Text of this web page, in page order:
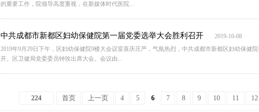
的重要工作，院领导高度重视，在新媒体时代医院...
中共成都市新都区妇幼保健院第一届党委选举大会胜利召开
2019-10-08
2019年9月29日下午，区妇幼保健院9楼大会议室喜庆庄严，气氛热烈，中共成都市新都区妇幼保健
开。区卫健局党委委员钟玫出席大会。会议由...
224 首页 上一页 4 5 6 7 8 9 10 11 12